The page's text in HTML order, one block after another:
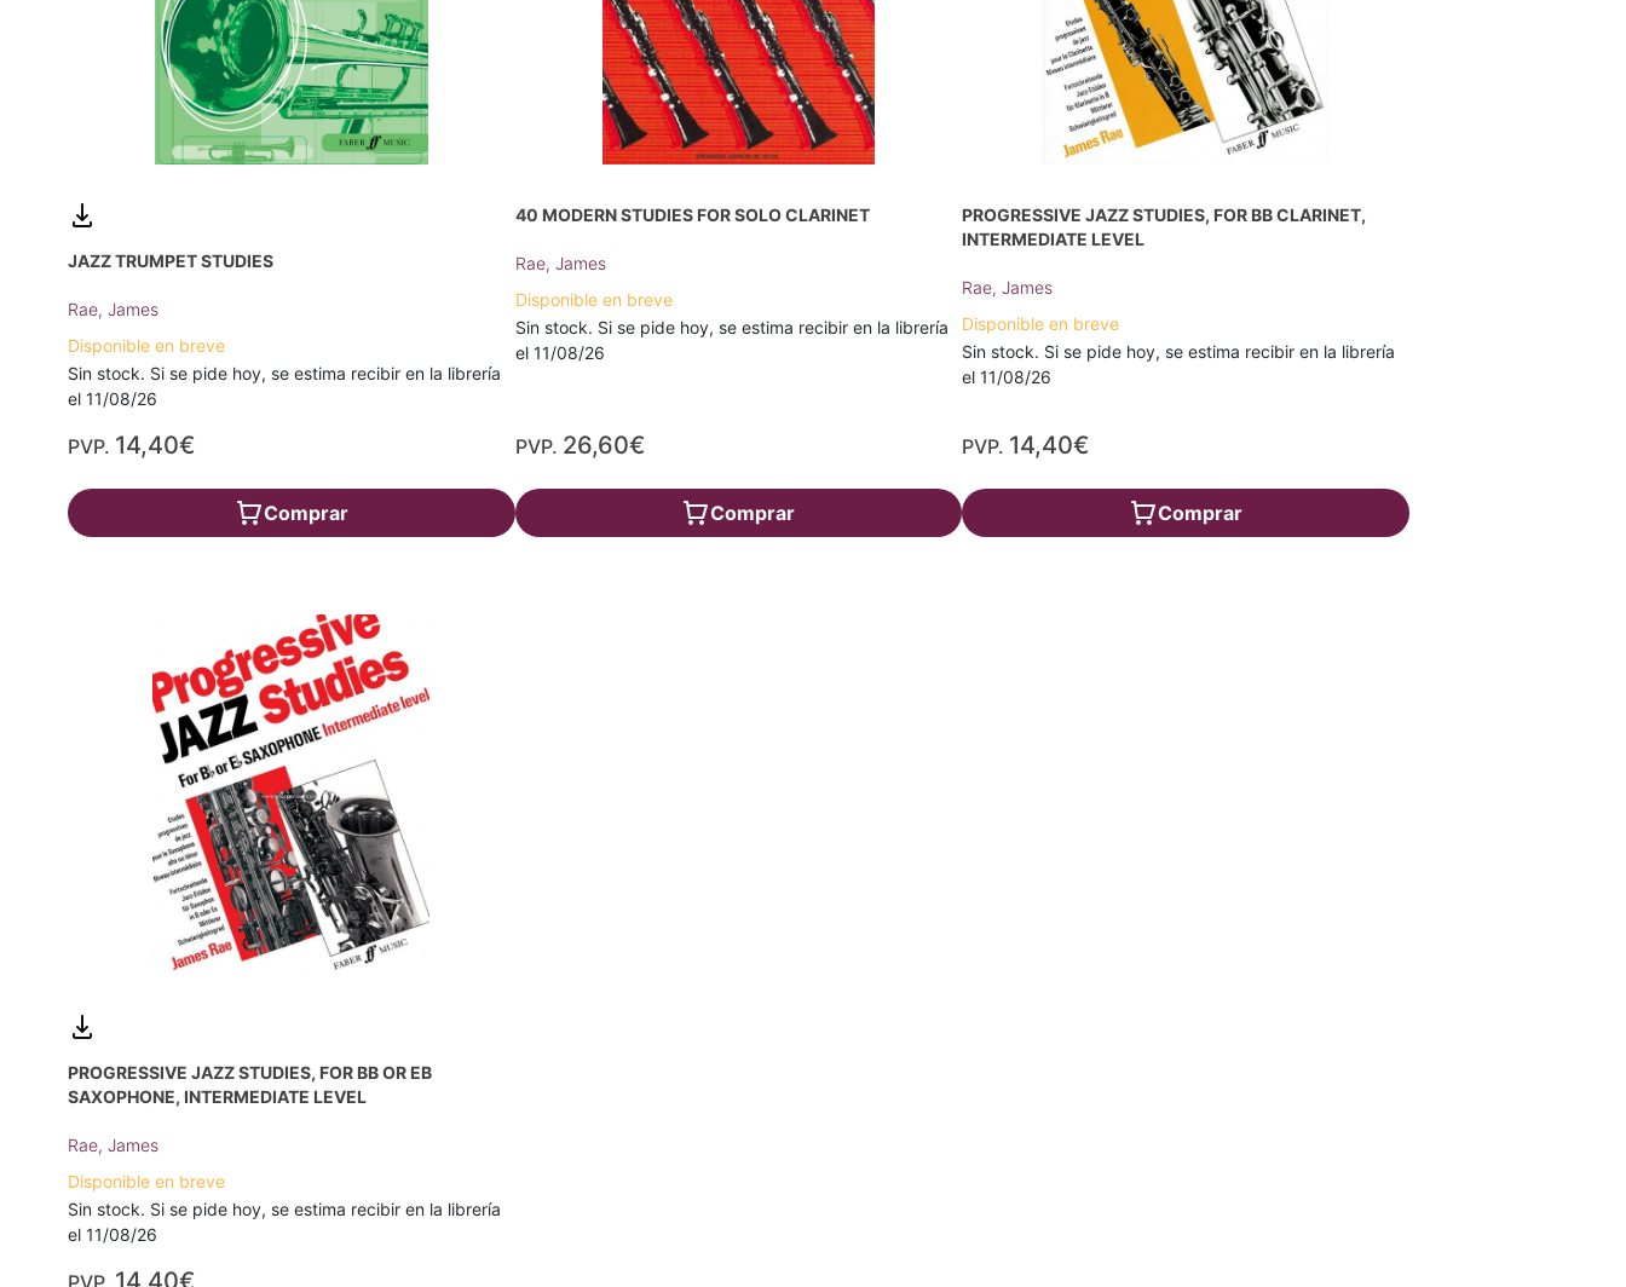
JAZZ TRUMPET STUDIES
Rae, James
Disponible en breve
Sin stock. Si se pide hoy, se estima recibir en la librería
el 11/08/26
PVP. 14,40€
Comprar
40 MODERN STUDIES FOR SOLO CLARINET
Rae, James
Disponible en breve
Sin stock. Si se pide hoy, se estima recibir en la librería
el 11/08/26
PVP. 26,60€
Comprar
PROGRESSIVE JAZZ STUDIES, FOR BB CLARINET,
INTERMEDIATE LEVEL
Rae, James
Disponible en breve
Sin stock. Si se pide hoy, se estima recibir en la librería
el 11/08/26
PVP. 14,40€
Comprar
PROGRESSIVE JAZZ STUDIES, FOR BB OR EB
SAXOPHONE, INTERMEDIATE LEVEL
Rae, James
Disponible en breve
Sin stock. Si se pide hoy, se estima recibir en la librería
el 11/08/26